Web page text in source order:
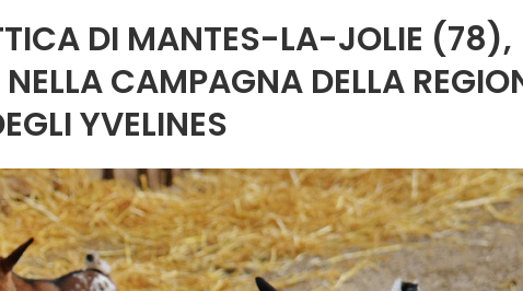
DI MANTES-LA-JOLIE (78),
CAMPAGNA DELLA
YVELINES